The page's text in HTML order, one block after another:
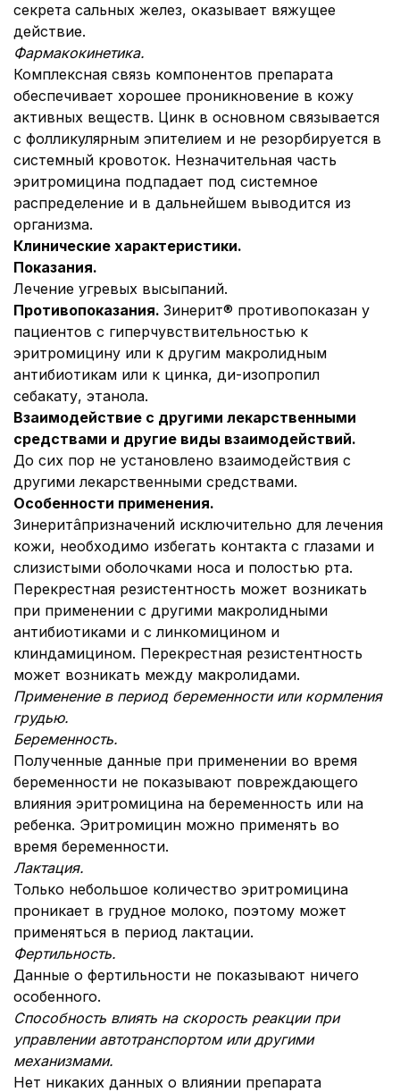
секрета сальных желез, оказывает вяжущее
действие.
Фармакокинетика.
Комплексная связь компонентов препарата
обеспечивает хорошее проникновение в кожу
активных веществ. Цинк в основном связывается
с фолликулярным эпителием и не резорбируется в
системный кровоток. Незначительная часть
эритромицина подпадает под системное
распределение и в дальнейшем выводится из
организма.
Клинические характеристики.
Показания.
Лечение угревых высыпаний.
Противопоказания. Зинерит® противопоказан у
пациентов с гиперчувствительностью к
эритромицину или к другим макролидным
антибиотикам или к цинка, ди-изопропил
себакату, этанола.
Взаимодействие с другими лекарственными
средствами и другие виды взаимодействий.
До сих пор не установлено взаимодействия с
другими лекарственными средствами.
Особенности применения.
Зинеритâпризначений исключительно для лечения
кожи, необходимо избегать контакта с глазами и
слизистыми оболочками носа и полостью рта.
Перекрестная резистентность может возникать
при применении с другими макролидными
антибиотиками и с линкомицином и
клиндамицином. Перекрестная резистентность
может возникать между макролидами.
Применение в период беременности или кормления
грудью.
Беременность.
Полученные данные при применении во время
беременности не показывают повреждающего
влияния эритромицина на беременность или на
ребенка. Эритромицин можно применять во
время беременности.
Лактация.
Только небольшое количество эритромицина
проникает в грудное молоко, поэтому может
применяться в период лактации.
Фертильность.
Данные о фертильности не показывают ничего
особенного.
Способность влиять на скорость реакции при
управлении автотранспортом или другими
механизмами.
Нет никаких данных о влиянии препарата